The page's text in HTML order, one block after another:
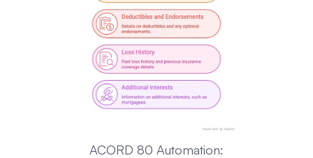
ACORD 80 Automation: